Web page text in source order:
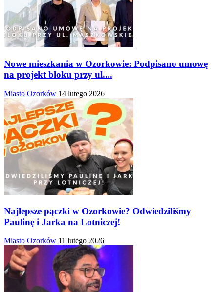
Nowe mieszkania w Ozorkowie: Podpisano umowę
na projekt bloku przy ul....
Miasto Ozorków 14 lutego 2026
Najlepsze pączki w Ozorkowie? Odwiedziliśmy
Paulinę i Jarka na Lotniczej!
Miasto Ozorków 11 lutego 2026